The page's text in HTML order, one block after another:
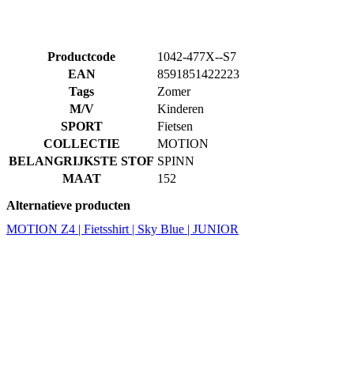
Productcode
1042-477X--S7
EAN
8591851422223
Tags
Zomer
M/V
Kinderen
SPORT
Fietsen
COLLECTIE
MOTION
BELANGRIJKSTE STOF SPINN
MAAT
152
Alternatieve producten
MOTION Z4 | Fietsshirt | Sky Blue | JUNIOR